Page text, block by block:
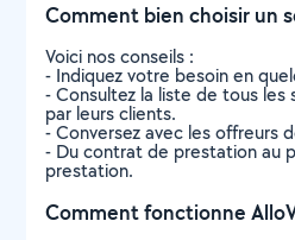
Comment bien choisir un
Voici nos conseils :
- Indiquez votre besoin en
- Consultez la liste de tous les
par leurs clients.
- Conversez avec les offreurs
- Du contrat de prestation au
prestation.
Comment fonctionne